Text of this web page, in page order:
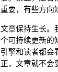
要，有些方向
章保持生长。
可持续更新的
擎和读者都会
，文章就不会